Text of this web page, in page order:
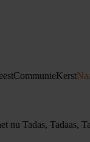
CommunieKerst
nu Tadas, Tadaas,